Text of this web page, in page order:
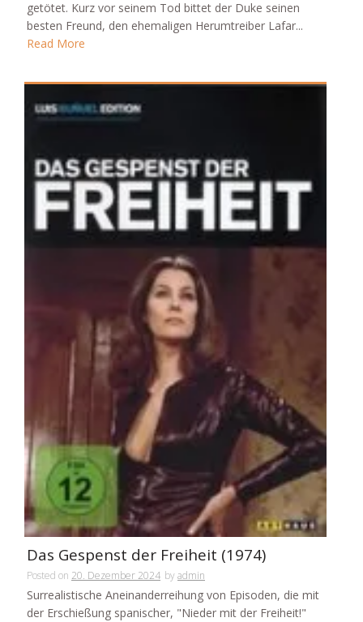
getötet. Kurz vor seinem Tod bittet der Duke seinen
besten Freund, den ehemaligen Herumtreiber Lafar...
Read More
Das Gespenst der Freiheit (1974)
Posted on 20. Dezember 2024 byadmin
Surrealistische Aneinanderreihung von Episoden, die mit
der Erschießung spanischer, "Nieder mit der Freiheit!"